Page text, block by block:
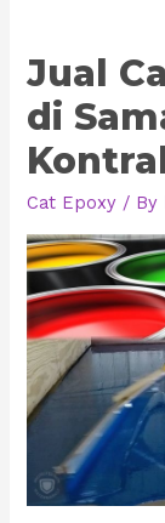
Jual
di
Cat Epoxy / By